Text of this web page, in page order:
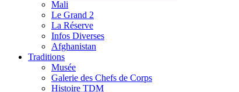
Mali
Le Grand 2
La Réserve
Infos Diverses
Afghanistan
Traditions
Musée
Galerie des Chefs de Corps
Histoire TDM